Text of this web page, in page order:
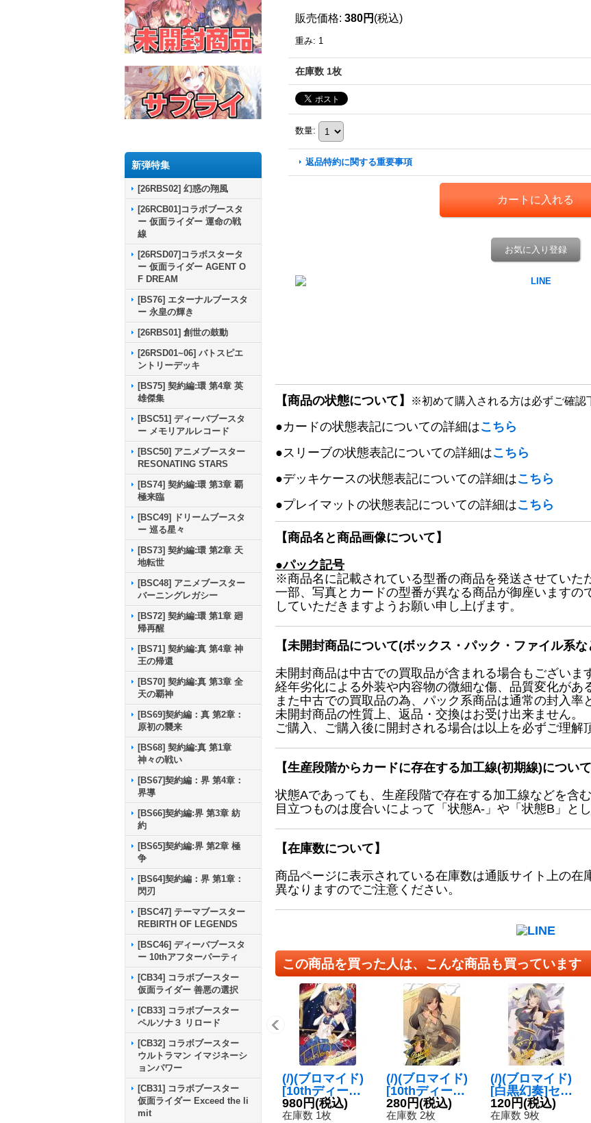
新弾特集
[26RBS02] 幻惑の翔風
[26RCB01]コラボブースタ
ー 仮面ライダー 運命の戦
線
[26RSD07]コラボスタータ
ー 仮面ライダー AGENT O
F DREAM
[BS76] エターナルブースタ
ー 永皇の輝き
[26RBS01] 創世の鼓動
[26RSD01~06] バトスピエ
ントリーデッキ
[BS75] 契約編:環 第4章 英
雄傑集
[BSC51] ディーバブースタ
ー メモリアルレコード
[BSC50] アニメブースター
RESONATING STARS
[BS74] 契約編:環 第3章 覇
極来臨
[BSC49] ドリームブースタ
ー 巡る星々
[BS73] 契約編:環 第2章 天
地転世
[BSC48] アニメブースター
バーニングレガシー
[BS72] 契約編:環 第1章 廻
帰再醒
[BS71] 契約編:真 第4章 神
王の帰還
[BS70] 契約編:真 第3章 全
天の覇神
[BS69]契約編：真 第2章：
原初の襲来
[BS68] 契約編:真 第1章
神々の戦い
[BS67]契約編：界 第4章：
界導
[BS66]契約編:界 第3章 紡
約
[BS65]契約編:界 第2章 極
争
[BS64]契約編：界 第1章：
閃刃
[BSC47] テーマブースター
REBIRTH OF LEGENDS
[BSC46] ディーバブースタ
ー 10thアフターパーティ
[CB34] コラボブースター
仮面ライダー 善悪の選択
[CB33] コラボブースター
ペルソナ３ リロード
[CB32] コラボブースター
ウルトラマン イマジネーシ
ョンパワー
[CB31] コラボブースター
仮面ライダー Exceed the li
mit
販売価格: 380円 (税込)
重み: 1
在庫数 1枚
数量:
返品特約に関する重要事項
お気に入り登録
【商品の状態について】 ※初めて購入される方は必ずご確認
●カードの状態表記についての詳細はこちら
●スリーブの状態表記についての詳細はこちら
●デッキケースの状態表記についての詳細はこちら
●プレイマットの状態表記についての詳細はこちら
【商品名と商品画像について】
●パック記号
※商品名に記載されている型番の商品を発送させていた
一部、写真とカードの型番が異なる商品が御座いますの
していただきますようお願い申し上げます。
【未開封商品について(ボックス・パック・ファイル系
未開封商品は中古での買取品が含まれる場合もございま
経年劣化による外装や内容物の微細な傷、品質変化があ
また中古での買取品の為、パック系商品は通常の封入率
未開封商品の性質上、返品・交換はお受け出来ません。
ご購入、ご購入後に開封される場合は以上を必ずご理解
【生産段階からカードに存在する加工線(初期線)について
状態Aであっても、生産段階で存在する加工線などを含
目立つものは度合いによって「状態A-」や「状態B」とし
【在庫数について】
商品ページに表示されている在庫数は通販サイト上の在
異なりますのでご注意ください。
この商品を買った人は、こんな商品も買っています
(/)(ブロマイド)
[10thディーバ]
トリックスター
【-】{D03-31}
980円(税込)
在庫数 1枚
(/)(ブロマイド)
[10thディーバ]
セイクレア・メ
トゥーム【-】
280円(税込)
在庫数 2枚
(/)(ブロマイド)
[白黒幻奏]セイ
クレア・メトゥ
ーム【-】{D01-
120円(税込)
在庫数 9枚